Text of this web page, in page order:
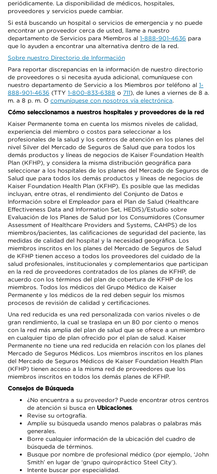
periódicamente. La disponibilidad de médicos, hospitales,
proveedores y servicios puede cambiar.
Si está buscando un hospital o servicios de emergencia y no puede
encontrar un proveedor cerca de usted, llame a nuestro
departamento de Servicios para Miembros al 1-888-901-4636 para
que lo ayuden a encontrar una alternativa dentro de la red.
Sobre nuestro Directorio de Información
Para reportar discrepancias en la información de nuestro directorio
de proveedores o si necesita ayuda adicional, comuníquese con
nuestro departamento de Servicio a los Miembros por teléfono al 1-
888-901-4636 (TTY 1-800-833-6388 o 711), de lunes a viernes de 8 a.
m. a 8 p. m. O comuníquese con nosotros vía electrónica.
Cómo seleccionamos a nuestros hospitales y proveedores de la red
Kaiser Permanente toma en cuenta los mismos niveles de calidad,
experiencia del miembro o costos para seleccionar a los
profesionales de la salud y los centros de atención en los planes del
nivel Silver del Mercado de Seguros de Salud que para todos los
demás productos y líneas de negocios de Kaiser Foundation Health
Plan (KFHP), y considera la misma distribución geográfica para
seleccionar a los hospitales de los planes del Mercado de Seguros de
Salud que para todos los demás productos y líneas de negocios de
Kaiser Foundation Health Plan (KFHP). Es posible que las medidas
incluyan, entre otras, el rendimiento del Conjunto de Datos e
Información sobre el Empleador para el Plan de Salud (Healthcare
Effectiveness Data and Information Set, HEDIS)/Estudio sobre
Evaluación de los Planes de Salud por los Consumidores (Consumer
Assessment of Healthcare Providers and Systems, CAHPS) de los
miembros/pacientes, las calificaciones de seguridad del paciente, las
medidas de calidad del hospital y la necesidad geográfica. Los
miembros inscritos en los planes del Mercado de Seguros de Salud
de KFHP tienen acceso a todos los proveedores del cuidado de la
salud profesionales, institucionales y complementarios que participan
en la red de proveedores contratados de los planes de KFHP, de
acuerdo con los términos del plan de cobertura de KFHP de los
miembros. Todos los médicos del Grupo Médico de Kaiser
Permanente y los médicos de la red deben seguir los mismos
procesos de revisión de calidad y certificaciones.
Una red reducida es una red personalizada con varios niveles o de
gran rendimiento, la cual se traslapa en un 80 por ciento o menos
con la red más amplia del plan de salud que se ofrece a un miembro
en cualquier tipo de plan ofrecido por el plan de salud. Kaiser
Permanente no tiene una red reducida en relación con los planes del
Mercado de Seguros Médicos. Los miembros inscritos en los planes
del Mercado de Seguros Médicos de Kaiser Foundation Health Plan
(KFHP) tienen acceso a la misma red de proveedores que los
miembros inscritos en todos los demás planes de KFHP.
Consejos de Búsqueda
¿No encuentra a su proveedor? Puede encontrar otros centros
de atención si busca en Ubicaciones.
Revise su ortografía.
Amplíe su búsqueda usando menos palabras o palabras más
generales.
Borre cualquier información de la ubicación del cuadro de
búsqueda de términos.
Busque por nombre de profesional médico (por ejemplo, ‘John
Smith’ en lugar de ‘grupo quiropráctico Steel City’).
Intente buscar por especialidad.